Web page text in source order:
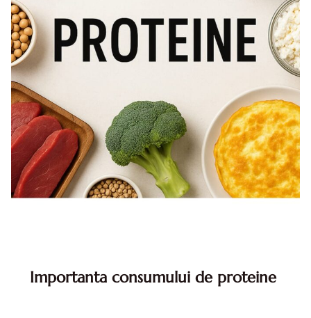
Importanta consumului de proteine